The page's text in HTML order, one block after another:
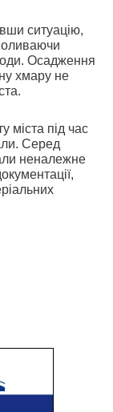
ситуацію,
Осадження
хмару не
міста під час
Серед
неналежне